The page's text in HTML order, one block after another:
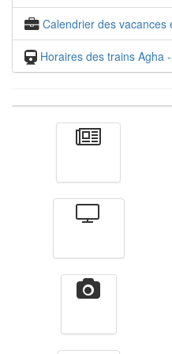
Calendrier des vacances
Horaires des trains Agha